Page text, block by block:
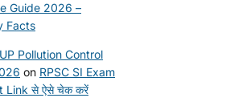
Guide 2026 –
Facts
Pollution Control
on RPSC SI Exam
Link से ऐसे चेक करें